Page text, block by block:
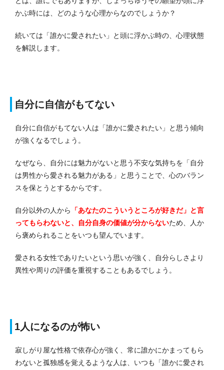
かぶ時には、どのような心理からなのでしょうか？
続いては「誰かに愛されたい」と頭に浮かぶ時の、心理状態
を解説します。
自分に自信がもてない
自分に自信がもてない人は「誰かに愛されたい」と思う傾向
が強くなるでしょう。
なぜなら、自分には魅力がないと思う不安な気持ちを「自分
は男性から愛される魅力がある」と思うことで、心のバラン
スを保とうとするからです。
自分以外の人から
「あなたのこういうところが好きだ」と言
ってもらわないと、自分自身の価値が分からないため、人か
ら褒められることをいつも望んでいます。
愛される女性でありたいという思いが強く、自分らしさより
異性や周りの評価を重視することもあるでしょう。
1人になるのが怖い
寂しがり屋な性格で依存心が強く、常に誰かにかまってもら
わないと孤独感を覚えるような人は、いつも「誰かに愛され